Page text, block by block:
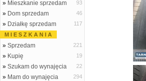
» Mieszkanie sprzedam 93
» Dom sprzedam 46
» Działkę sprzedam
117
M I E S Z K A N I A
» Sprzedam 221
» Kupię 19
» Szukam do wynajęcia 22
» Mam do wynajęcia 294